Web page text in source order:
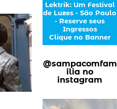
Lektrik: Um Festival
de Luzes - São Paulo
- Reserve seus
Ingressos
Clique no Banner
@sampacomfam
ilia no
instagram